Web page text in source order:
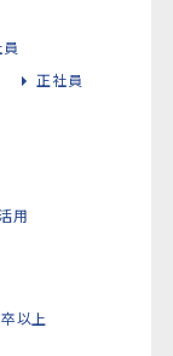
正社員
用
以上